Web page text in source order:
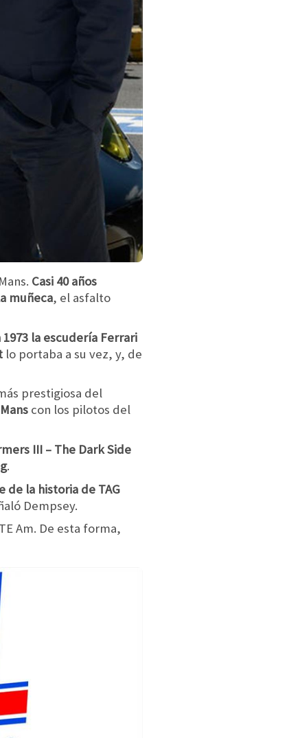
Casi 40 años
muñeca, el asfalto
la escudería Ferrari
lo portaba a su vez, y, de
prestigiosa del
con los pilotos del
III – The Dark Side
.
de la historia de TAG
Dempsey.
Am. De esta forma,